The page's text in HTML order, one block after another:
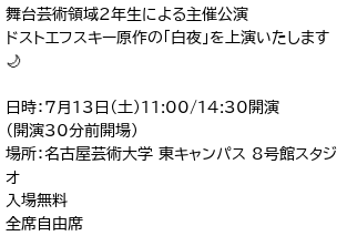
舞台芸術領域2年生による主催公演
ドストエフスキー原作の「白夜」を上演いたします
🌙
日時：7月13日（土）11:00/14:30開演
（開演30分前開場）
場所：名古屋芸術大学 東キャンパス 8号館スタジ
オ
入場無料
全席自由席